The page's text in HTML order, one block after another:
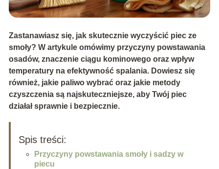
Zastanawiasz się, jak skutecznie wyczyścić piec ze
smoły? W artykule omówimy przyczyny powstawania
osadów, znaczenie ciągu kominowego oraz wpływ
temperatury na efektywność spalania. Dowiesz się
również, jakie paliwo wybrać oraz jakie metody
czyszczenia są najskuteczniejsze, aby Twój piec
działał sprawnie i bezpiecznie.
Spis treści:
Przyczyny powstawania smoły i sadzy w
piecu